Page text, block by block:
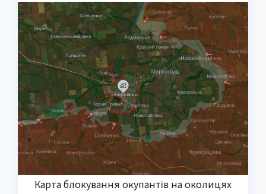
Карта блокування окупантів на околицях